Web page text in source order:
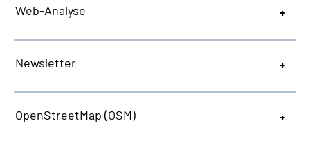
Web-Analyse
Newsletter
OpenStreetMap (OSM)